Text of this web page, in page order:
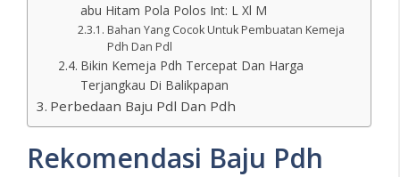
abu Hitam Pola Polos Int: L Xl M
Bahan Yang Cocok Untuk Pembuatan Kemeja
Pdh Dan Pdl
Bikin Kemeja Pdh Tercepat Dan Harga
Terjangkau Di Balikpapan
Perbedaan Baju Pdl Dan Pdh
Rekomendasi Baju Pdh